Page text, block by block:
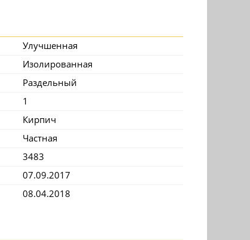
Улучшенная
Изолированная
Раздельный
1
Кирпич
Частная
3483
07.09.2017
08.04.2018